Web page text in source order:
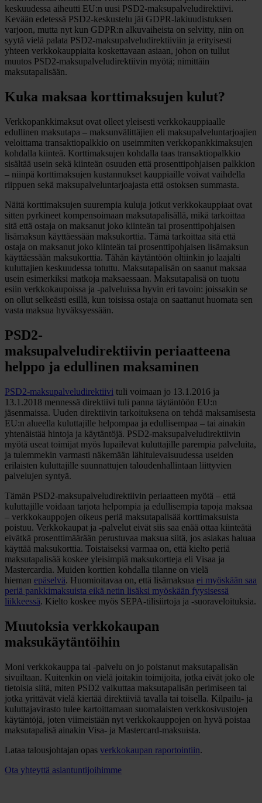
keskuudessa aiheutti EU:n uusi PSD2-maksupalveludirektiivi.
Kevään edetessä PSD2-keskustelu jäi GDPR-lakiuudistuksen
varjoon, mutta nyt kun GDPR:n alkuvaiheista on selvitty, niin on
syytä vielä palata PSD2-maksupalveludirektiiviin ja erityisesti
yhteen verkkokauppiaita koskettavaan asiaan, johon on tullut
muutos PSD2-maksupalveludirektiivin myötä; nimittäin
maksutapalisään.
Kuka maksaa korttimaksujen kulut?
Verkkopankkimaksut ovat olleet yleisesti verkkokauppiaalle
edullinen maksutapa – maksunvälittäjien eli maksupalveluntarjoajien
veloittama transaktiopalkkio on useimmiten verkkopankkimaksujen
kohdalla kiinteä. Korttimaksujen kohdalla taas transaktiopalkkio
sisältää usein sekä kiinteän osuuden että prosenttipohjaisen palkkion
– niinpä korttimaksujen kustannukset kauppiaille voivat vaihdella
riippuen sekä maksupalveluntarjoajasta että ostoksen summasta.
Näitä korttimaksujen suurempia kuluja jotkut verkkokauppiaat ovat
sitten pyrkineet kompensoimaan maksutapalisällä, mikä tarkoittaa
sitä että ostaja on maksanut joko kiinteän tai prosenttipohjaisen
lisämaksun käyttäessään maksukorttia. Tämä tarkoittaa sitä että
ostaja on maksanut joko kiinteän tai prosenttipohjaisen lisämaksun
käyttäessään maksukorttia. Tähän käytäntöön oltiinkin jo laajalti
kuluttajien keskuudessa totuttu. Maksutapalisän on saanut maksaa
usein esimerkiksi matkoja maksaessaan. Maksutapalisä on tuotu
esiin verkkokaupoissa ja -palveluissa hyvin eri tavoin: joissakin se
on ollut selkeästi esillä, kun toisissa ostaja on saattanut huomata sen
vasta maksua hyväksyessään.
PSD2-
maksupalveludirektiivin periaatteena
helppo ja edullinen maksaminen
PSD2-maksupalveludirektiivi tuli voimaan jo 13.1.2016 ja
13.1.2018 mennessä direktiivi tuli panna täytäntöön EU:n
jäsenmaissa. Uuden direktiivin tarkoituksena on tehdä maksamisesta
EU:n alueella kuluttajille helpompaa ja edullisempaa – tai ainakin
yhtenäistää hintoja ja käytäntöjä. PSD2-maksupalveludirektiivin
myötä useat toimijat myös lupailevat kuluttajille parempia palveluita,
ja tulemmekin varmasti näkemään lähitulevaisuudessa useiden
erilaisten kuluttajille suunnattujen taloudenhallintaan liittyvien
palvelujen syntyä.
Tämän PSD2-maksupalveludirektiivin periaatteen myötä – että
kuluttajille voidaan tarjota helpompia ja edullisempia tapoja maksaa
– verkkokauppojen oikeus periä maksutapalisää korttimaksuista
poistuu. Verkkokaupat ja -palvelut eivät siis saa enää ottaa kiinteätä
eivätkä prosenttimäärään perustuvaa maksua siitä, jos asiakas haluaa
käyttää maksukorttia. Toistaiseksi varmaa on, että kielto periä
maksutapalisää koskee yleisimpiä maksukortteja eli Visaa ja
Mastercardia. Muiden korttien kohdalla tilanne on vielä
hieman epäselvä. Huomioitavaa on, että lisämaksua ei myöskään saa
periä pankkimaksuista eikä netin lisäksi myöskään fyysisessä
liikkeessä. Kielto koskee myös SEPA-tilisiirtoja ja -suoraveloituksia.
Muutoksia verkkokaupan
maksukäytäntöihin
Moni verkkokauppa tai -palvelu on jo poistanut maksutapalisän
sivuiltaan. Kuitenkin on vielä joitakin toimijoita, jotka eivät joko ole
tietoisia siitä, miten PSD2 vaikuttaa maksutapalisän perimiseen tai
jotka yrittävät vielä kiertää direktiiviä tavalla tai toisella. Kilpailu- ja
kuluttajavirasto tulee kartoittamaan suomalaisten verkkosivustojen
käytäntöjä, joten viimeistään nyt verkkokauppojen on hyvä poistaa
maksutapalisä ainakin Visa- ja Mastercard-maksuista.
Lataa talousjohtajan opas verkkokaupan raportointiin.
Ota yhteyttä asiantuntijoihimme